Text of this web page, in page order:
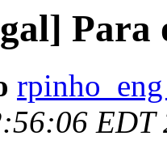
Para
EDT